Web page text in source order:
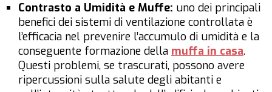
Contrasto a Umidità e Muffe: uno dei principali
benefici dei sistemi di ventilazione controllata è
l’efficacia nel prevenire l’accumulo di umidità e la
conseguente formazione della muffa in casa.
Questi problemi, se trascurati, possono avere
ripercussioni sulla salute degli abitanti e